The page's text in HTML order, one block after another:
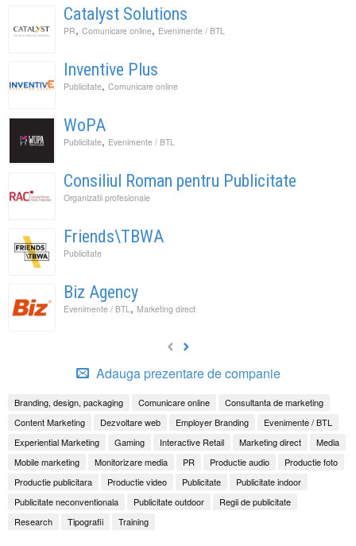
Catalyst Solutions
PR, Comunicare online, Evenimente / BTL
Inventive Plus
Publicitate, Comunicare online
WoPA
Publicitate, Evenimente / BTL
Consiliul Roman pentru Publicitate
Organizatii profesionale
Friends\TBWA
Publicitate
Biz Agency
Evenimente / BTL, Marketing direct
Adauga prezentare de companie
Branding, design, packaging Comunicare online
Consultanta de marketing
Content Marketing
Dezvoltare web Employer Branding
Evenimente / BTL
Experiential Marketing
Gaming Interactive Retail Marketing direct
Media
Mobile marketing
Monitorizare media PR Productie audio
Productie foto
Productie publicitara
Productie video Publicitate
Publicitate indoor
Publicitate neconventionala
Publicitate outdoor
Regii de publicitate
Research
Tipografii Training